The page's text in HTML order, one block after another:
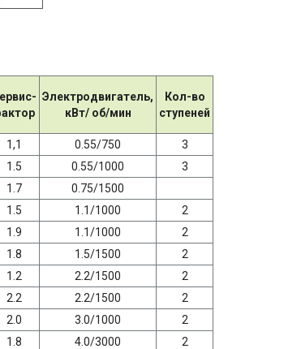
Электродвигатель,
кВт/ об/мин
Кол-во
ступеней
1,1 0.55/750
3
1.5 0.55/1000
3
1.7
0.75/1500
1.5 1.1/1000
2
1.9 1.1/1000
2
1.8 1.5/1500
2
1.2 2.2/1500
2
2.2 2.2/1500
2
2.0 3.0/1000
2
1.8 4.0/3000
2